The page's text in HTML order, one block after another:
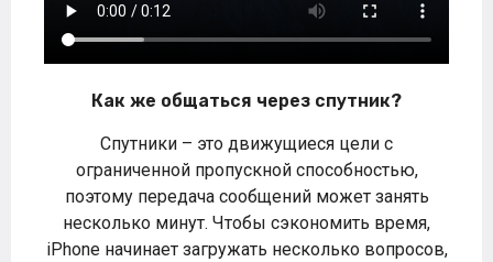
Как же общаться через спутник?
Спутники – это движущиеся цели с
ограниченной пропускной способностью,
поэтому передача сообщений может занять
несколько минут. Чтобы сэкономить время,
iPhone начинает загружать несколько вопросов,